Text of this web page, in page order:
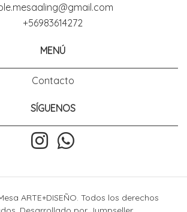
+56983614272
MENÚ
Contacto
SÍGUENOS
ARTE+DISEÑO. Todos los derechos